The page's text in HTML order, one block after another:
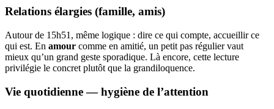
Relations élargies (famille, amis)
Autour de 15h51, même logique : dire ce qui compte, accueillir ce
qui est. En amour comme en amitié, un petit pas régulier vaut
mieux qu’un grand geste sporadique. Là encore, cette lecture
privilégie le concret plutôt que la grandiloquence.
Vie quotidienne — hygiène de l’attention